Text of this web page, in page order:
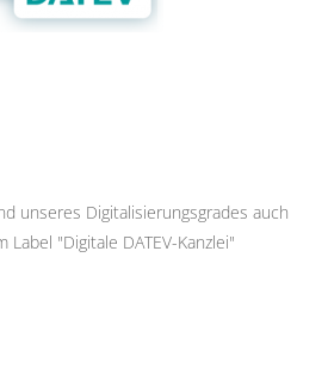
unseres Digitalisierungs­grades auch
"Digitale DATEV-Kanzlei"